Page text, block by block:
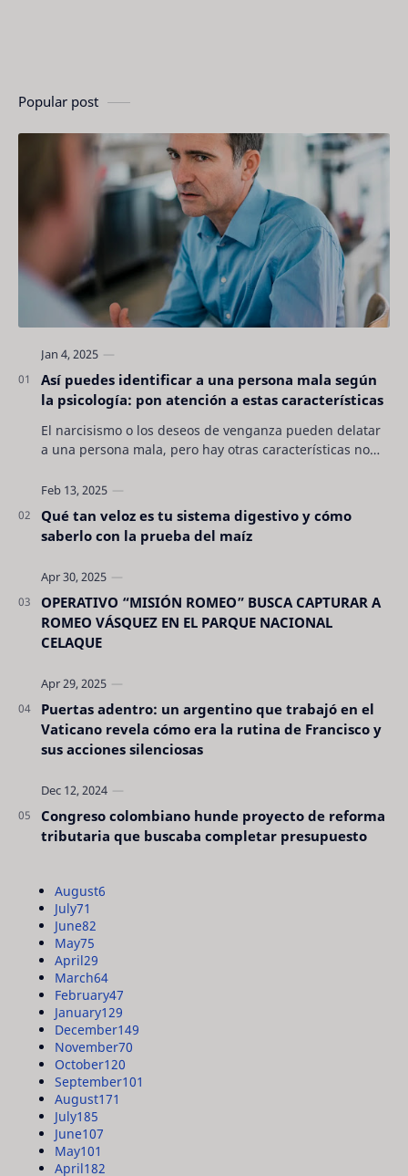
Popular post
Así puedes identificar a una persona mala según
la psicología: pon atención a estas características
El narcisismo o los deseos de venganza pueden delatar
a una persona mala, pero hay otras características no
Qué tan veloz es tu sistema digestivo y cómo
saberlo con la prueba del maíz
OPERATIVO “MISIÓN ROMEO” BUSCA CAPTURAR A
ROMEO VÁSQUEZ EN EL PARQUE NACIONAL
CELAQUE
Puertas adentro: un argentino que trabajó en el
Vaticano revela cómo era la rutina de Francisco y
sus acciones silenciosas
Congreso colombiano hunde proyecto de reforma
tributaria que buscaba completar presupuesto
August6
July71
June82
May75
April29
March64
February47
January129
December149
November70
October120
September101
August171
July185
June107
May101
April182